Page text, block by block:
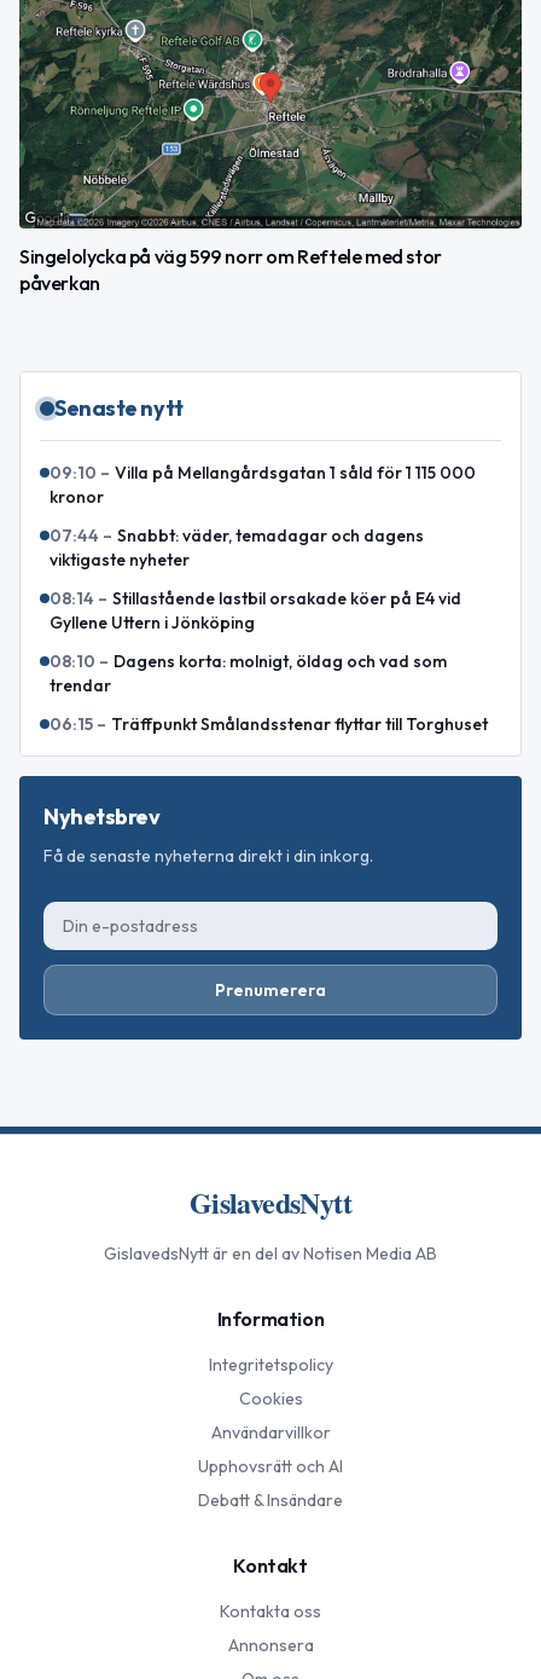
Singelolycka på väg 599 norr om Reftele med stor
påverkan
Senaste nytt
09:10 – Villa på Mellangårdsgatan 1 såld för 1 115 000
kronor
07:44 – Snabbt: väder, temadagar och dagens
viktigaste nyheter
08:14 – Stillastående lastbil orsakade köer på E4 vid
Gyllene Uttern i Jönköping
08:10 – Dagens korta: molnigt, öldag och vad som
trendar
06:15 – Träffpunkt Smålandsstenar flyttar till Torghuset
Nyhetsbrev
Få de senaste nyheterna direkt i din inkorg.
Prenumerera
GislavedsNytt
GislavedsNyttär en del av Notisen Media AB
Information
Integritetspolicy
Cookies
Användarvillkor
Upphovsrätt och AI
Debatt & Insändare
Kontakt
Kontakta oss
Annonsera